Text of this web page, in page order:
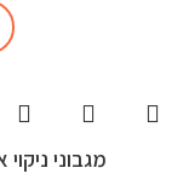
מגבוני ניקוי